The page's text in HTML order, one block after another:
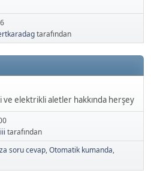
tarafından
elektrikli aletler hakkında herşey
tarafından
soru cevap Otomatik kumanda